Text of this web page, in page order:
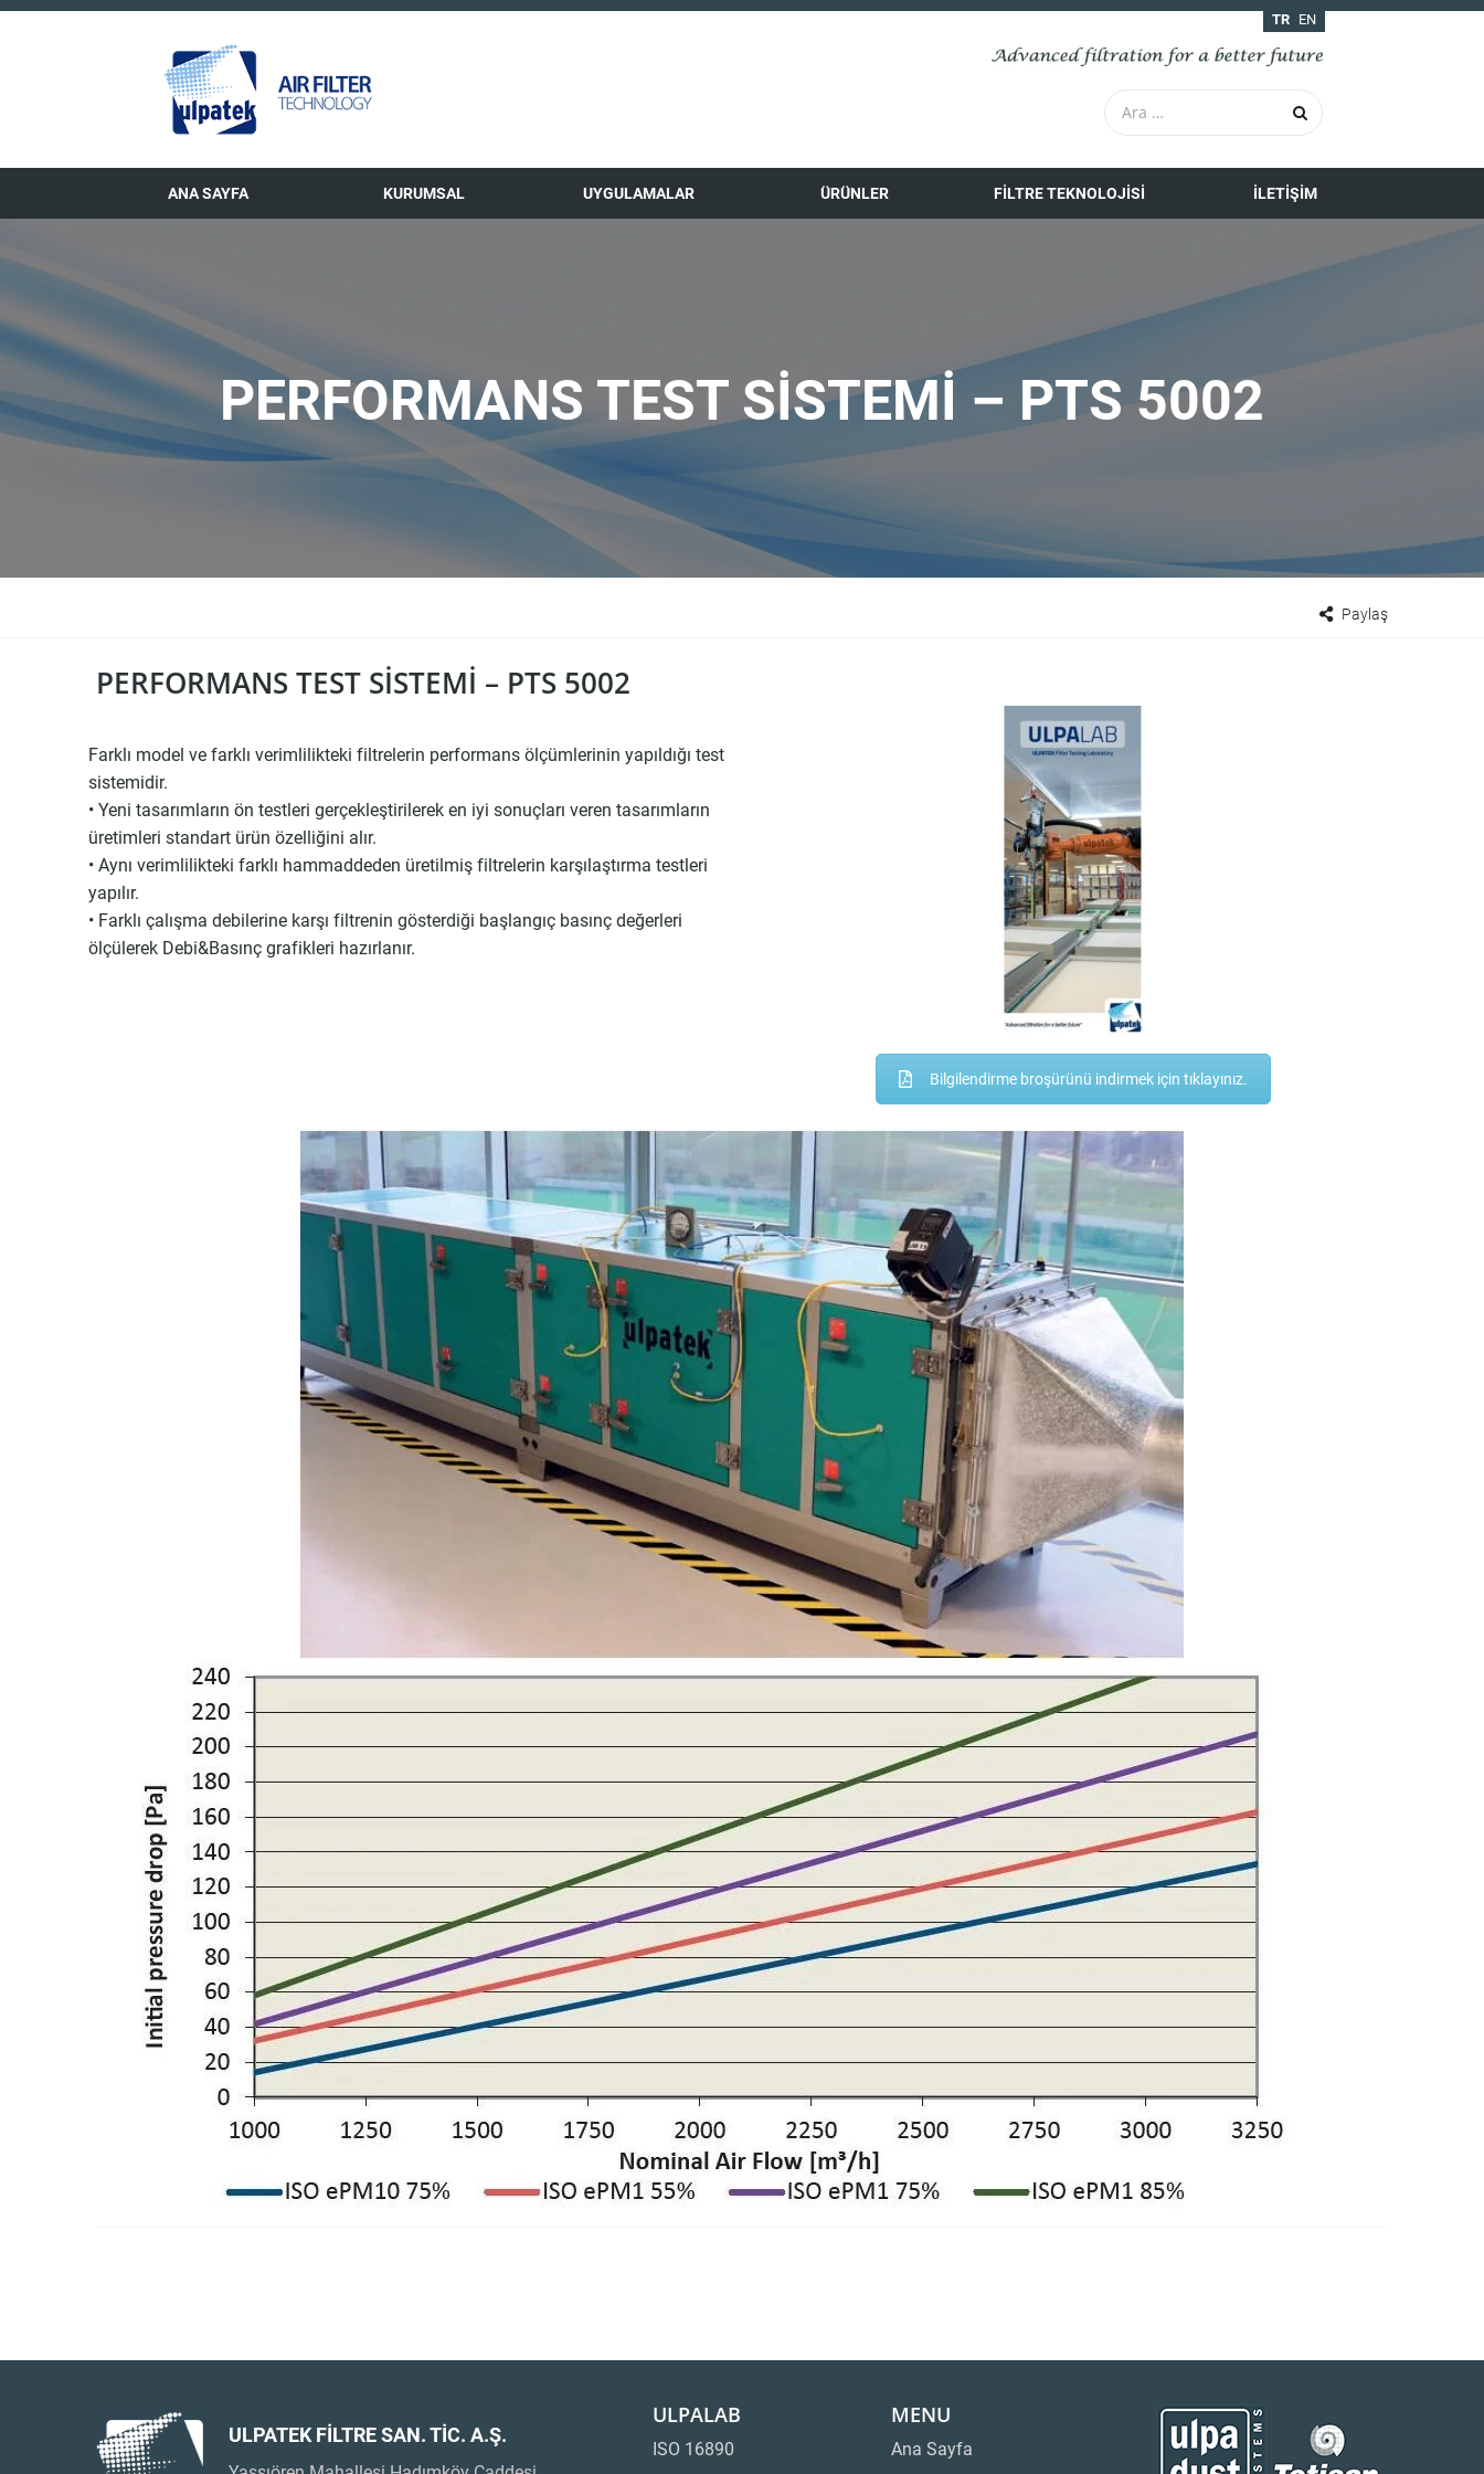
TR EN
ANA SAYFA KURUMSAL UYGULAMALAR ÜRÜNLER FILTRE TEKNOLOJISI İLETIŞIM
PERFORMANS TEST SİSTEMİ – PTS 5002
Paylaş
PERFORMANS TEST SİSTEMİ – PTS 5002
Farklı model ve farklı verimlilikteki filtrelerin performans ölçümlerinin yapıldığı test
sistemidir.
• Yeni tasarımların ön testleri gerçekleştirilerek en iyi sonuçları veren tasarımların
üretimleri standart ürün özelliğini alır.
• Aynı verimlilikteki farklı hammaddeden üretilmiş filtrelerin karşılaştırma testleri
yapılır.
• Farklı çalışma debilerine karşı filtrenin gösterdiği başlangıç basınç değerleri
ölçülerek Debi&Basınç grafikleri hazırlanır.
Bilgilendirme broşürünü indirmek için tıklayınız.
ULPATEK FİLTRE SAN. TİC. A.Ş.
ULPALAB
ISO 16890
MENU
Ana Sayfa